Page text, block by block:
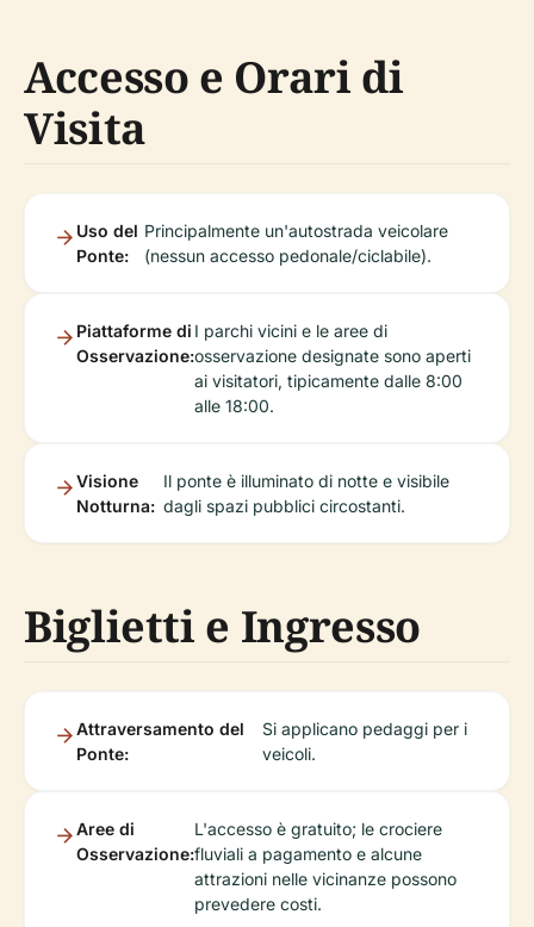
Accesso e Orari di
Visita
Uso del
Ponte:
Principalmente un'autostrada veicolare
(nessun accesso pedonale/ciclabile).
Piattaforme di
Osservazione:
I parchi vicini e le aree di
osservazione designate sono aperti
ai visitatori, tipicamente dalle 8:00
alle 18:00.
Visione
Notturna:
Il ponte è illuminato di notte e visibile
dagli spazi pubblici circostanti.
Biglietti e Ingresso
Attraversamento del
Ponte:
Si applicano pedaggi per i
veicoli.
Aree di
Osservazione:
L'accesso è gratuito; le crociere
fluviali a pagamento e alcune
attrazioni nelle vicinanze possono
prevedere costi.